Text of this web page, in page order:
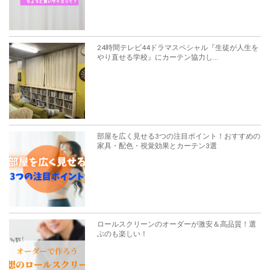
24時間テレビ44ドラマスペシャル『生徒が人生を
やり直せる学校』にカーテン協力し...
部屋を広く見せる3つの注目ポイント！おすすめの
家具・配色・視覚効果とカーテン3選
ロールスクリーンのオーダーが激安＆高品質！選
ぶのも楽しい！